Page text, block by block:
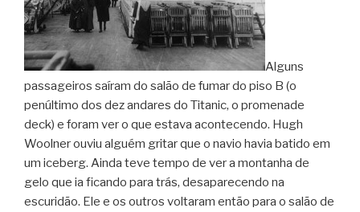
Alguns
passageiros saíram do salão de fumar do piso B (o
penúltimo dos dez andares do Titanic, o promenade
deck) e foram ver o que estava acontecendo. Hugh
Woolner ouviu alguém gritar que o navio havia batido em
um iceberg. Ainda teve tempo de ver a montanha de
gelo que ia ficando para trás, desaparecendo na
escuridão. Ele e os outros voltaram então para o salão de